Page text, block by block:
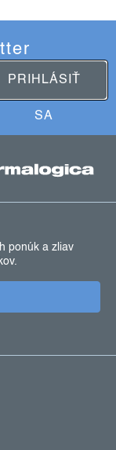
PRIHLÁSIŤ
SA
ponúk a zliav